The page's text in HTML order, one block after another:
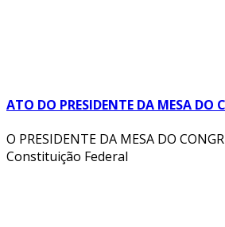
ATO DO PRESIDENTE DA MESA DO
O PRESIDENTE DA MESA DO
Constituição Federal